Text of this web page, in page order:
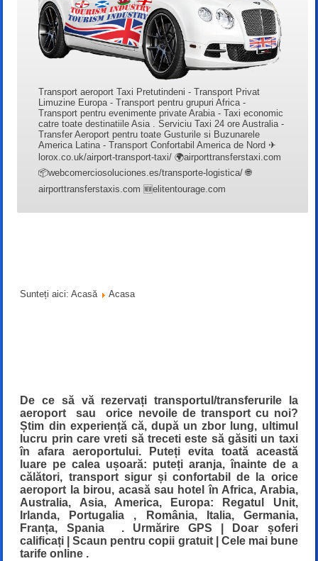
Transport aeroport Taxi Pretutindeni - Transport Privat
Limuzine Europa - Transport pentru grupuri Africa -
Transport pentru evenimente private Arabia - Taxi economic
catre toate destinatiile Asia . Serviciu Taxi 24 ore Australia -
Transfer Aeroport pentru toate Gusturile si Buzunarele
America Latina - Transport Confortabil America de Nord ✈
lorox.co.uk/airport-transport-taxi/ 🌍airporttransferstaxi.com
📦webcomerciosoluciones.es/transporte-logistica/ 🌐
airporttransferstaxis.com 🆕elitentourage.com
Sunteți aici:Acasă Acasa
De ce să vă rezervați transportul/transferurile la
aeroport sau orice nevoile de transport cu noi?
Știm din experiență că, după un zbor lung, ultimul
lucru prin care vreti să treceti este să găsiti un taxi
în afara aeroportului. Puteți evita toată această
luare pe calea ușoară: puteți aranja, înainte de a
călători, transport sigur și confortabil de la orice
aeroport la birou, acasă sau hotel în Africa, Arabia,
Australia, Asia, America, Europa: Regatul Unit,
Irlanda, Portugalia , România, Italia, Germania,
Franța, Spania . Urmărire GPS | Doar șoferi
calificați | Scaun pentru copii gratuit | Cele mai bune
tarife online .